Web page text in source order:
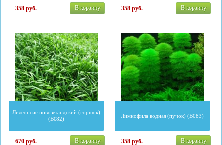
358руб. В корзину 358руб. В корзину
Лилеопсис новозеландский (горшок)
(B082)
670руб. В корзину
Лимнофила водная (пучок) (B083)
358руб. В корзину